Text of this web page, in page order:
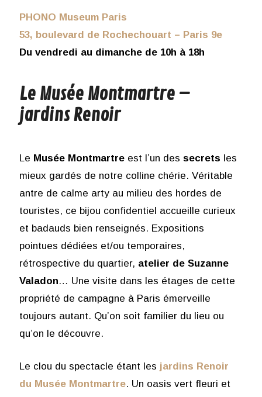
PHONO Museum Paris
53, boulevard de Rochechouart – Paris 9e
Du vendredi au dimanche de 10h à 18h
Le Musée Montmartre –
jardins Renoir
Le Musée Montmartreest l’un des secrets les
mieux gardés de notre colline chérie. Véritable
antre de calme arty au milieu des hordes de
touristes, ce bijou confidentiel accueille curieux
et badauds bien renseignés. Expositions
pointues dédiées et/ou temporaires,
rétrospective du quartier, atelier de Suzanne
Valadon… Une visite dans les étages de cette
propriété de campagne à Paris émerveille
toujours autant. Qu’on soit familier du lieu ou
qu’on le découvre.
Le clou du spectacle étant les jardins Renoir
du Musée Montmartre. Un oasis vert fleuri et